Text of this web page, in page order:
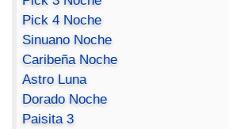
Pick 4 Noche
Sinuano Noche
Caribeña Noche
Astro Luna
Dorado Noche
Paisita 3